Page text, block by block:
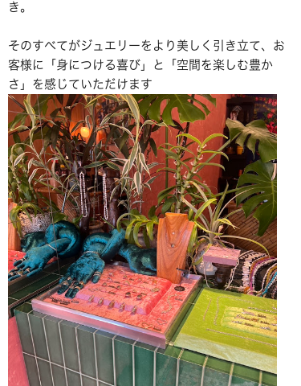
き。
そのすべてがジュエリーをより美しく引き立て、お
客様に「身につける喜び」と「空間を楽しむ豊か
さ」を感じていただけます